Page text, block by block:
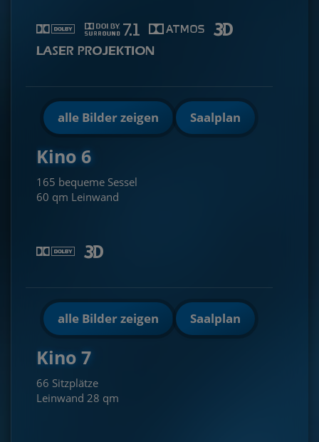
alle Bilder zeigen Saalplan
Kino 6
165 bequeme Sessel
60 qm Leinwand
alle Bilder zeigen Saalplan
Kino 7
66 Sitzplätze
Leinwand 28 qm